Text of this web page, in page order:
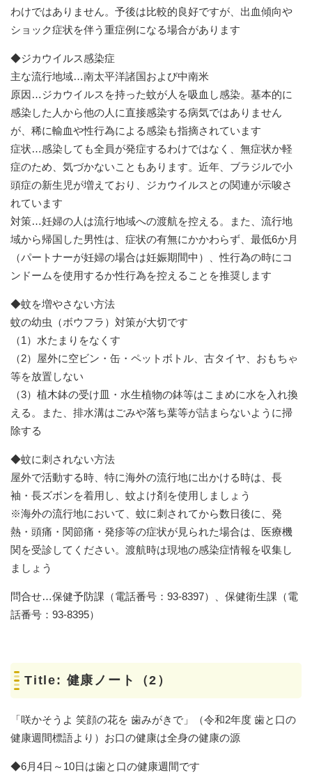
わけではありません。予後は比較的良好ですが、出血傾向や
ショック症状を伴う重症例になる場合があります
◆ジカウイルス感染症
主な流行地域…南太平洋諸国および中南米
原因…ジカウイルスを持った蚊が人を吸血し感染。基本的に
感染した人から他の人に直接感染する病気ではありません
が、稀に輸血や性行為による感染も指摘されています
症状…感染しても全員が発症するわけではなく、無症状か軽
症のため、気づかないこともあります。近年、ブラジルで小
頭症の新生児が増えており、ジカウイルスとの関連が示唆さ
れています
対策…妊婦の人は流行地域への渡航を控える。また、流行地
域から帰国した男性は、症状の有無にかかわらず、最低6か月
（パートナーが妊婦の場合は妊娠期間中）、性行為の時にコ
ンドームを使用するか性行為を控えることを推奨します
◆蚊を増やさない方法
蚊の幼虫（ボウフラ）対策が大切です
（1）水たまりをなくす
（2）屋外に空ビン・缶・ペットボトル、古タイヤ、おもちゃ
等を放置しない
（3）植木鉢の受け皿・水生植物の鉢等はこまめに水を入れ換
える。また、排水溝はごみや落ち葉等が詰まらないように掃
除する
◆蚊に刺されない方法
屋外で活動する時、特に海外の流行地に出かける時は、長
袖・長ズボンを着用し、蚊よけ剤を使用しましょう
※海外の流行地において、蚊に刺されてから数日後に、発
熱・頭痛・関節痛・発疹等の症状が見られた場合は、医療機
関を受診してください。渡航時は現地の感染症情報を収集し
ましょう
問合せ…保健予防課（電話番号：93-8397）、保健衛生課（電
話番号：93-8395）
Title: 健康ノート（2）
「咲かそうよ 笑顔の花を 歯みがきで」（令和2年度 歯と口の
健康週間標語より）お口の健康は全身の健康の源
◆6月4日～10日は歯と口の健康週間です